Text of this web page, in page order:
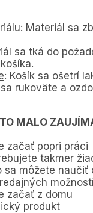
: Materiál sa
sa tká do
: Košík sa ošetrí
rukoväte a
MALO
začať popri práci
takmer
sa môžete naučiť
začať z domu
produkt